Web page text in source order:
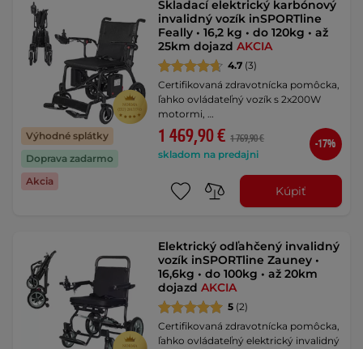
Výhodné splátky
Doprava zadarmo
Akcia
Skladací elektrický karbónový
invalidný vozík inSPORTline
Feally • 16,2 kg • do 120kg • až
25km dojazdAKCIA
4.7 (3)
Certifikovaná zdravotnícka pomôcka,
ľahko ovládateľný vozík s 2x200W
motormi, …
1 469,90 € 1 769,90 €
skladom na predajni
-17%
Kúpiť
Elektrický odľahčený invalidný
vozík inSPORTline Zauney •
16,6kg • do 100kg • až 20km
dojazdAKCIA
5 (2)
Certifikovaná zdravotnícka pomôcka,
ľahko ovládateľný elektrický invalidný